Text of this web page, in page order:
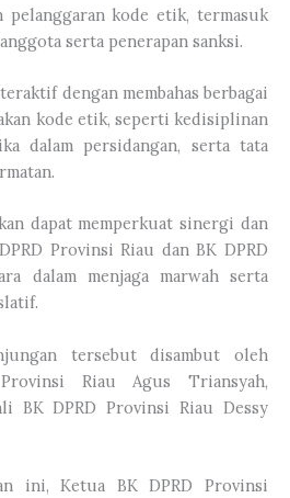
pelanggaran kode etik, termasuk
serta penerapan sanksi.
dengan membahas berbagai
kode etik, seperti kedisiplinan
dalam persidangan, serta tata
dapat memperkuat sinergi dan
Provinsi Riau dan BK DPRD
dalam menjaga marwah serta
tersebut disambut oleh
Riau Agus Triansyah,
BK DPRD Provinsi Riau Dessy
ini, Ketua BK DPRD Provinsi